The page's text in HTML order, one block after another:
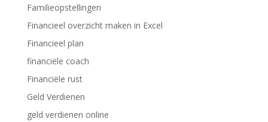
Familieopstellingen
Financieel overzicht maken in Excel
Financieel plan
financiële coach
Financiële rust
Geld Verdienen
geld verdienen online